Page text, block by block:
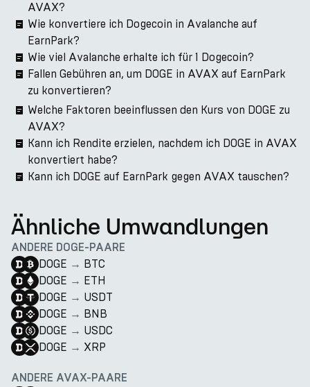
AVAX?
Wie konvertiere ich Dogecoin in Avalanche auf
EarnPark?
Wie viel Avalanche erhalte ich für 1 Dogecoin?
Fallen Gebühren an, um DOGE in AVAX auf EarnPark
zu konvertieren?
Welche Faktoren beeinflussen den Kurs von DOGE zu
AVAX?
Kann ich Rendite erzielen, nachdem ich DOGE in AVAX
konvertiert habe?
Kann ich DOGE auf EarnPark gegen AVAX tauschen?
Ähnliche Umwandlungen
ANDERE DOGE-PAARE
DOGE → BTC
DOGE → ETH
DOGE → USDT
DOGE → BNB
DOGE → USDC
DOGE → XRP
ANDERE AVAX-PAARE